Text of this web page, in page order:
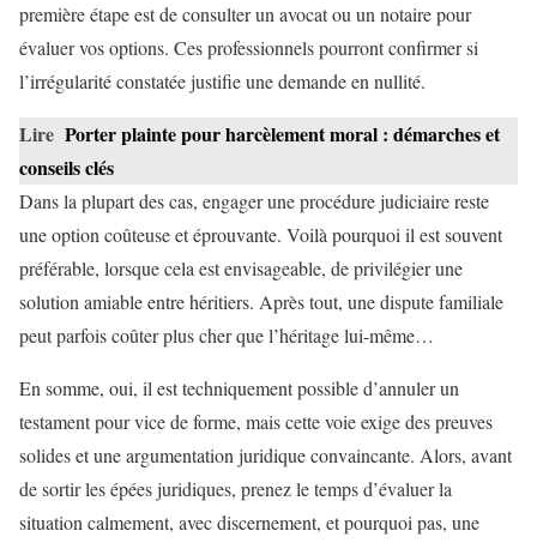
première étape est de consulter un avocat ou un notaire pour
évaluer vos options. Ces professionnels pourront confirmer si
l’irrégularité constatée justifie une demande en nullité.
Lire Porter plainte pour harcèlement moral : démarches et
conseils clés
Dans la plupart des cas, engager une procédure judiciaire reste
une option coûteuse et éprouvante. Voilà pourquoi il est souvent
préférable, lorsque cela est envisageable, de privilégier une
solution amiable entre héritiers. Après tout, une dispute familiale
peut parfois coûter plus cher que l’héritage lui-même…
En somme, oui, il est techniquement possible d’annuler un
testament pour vice de forme, mais cette voie exige des preuves
solides et une argumentation juridique convaincante. Alors, avant
de sortir les épées juridiques, prenez le temps d’évaluer la
situation calmement, avec discernement, et pourquoi pas, une